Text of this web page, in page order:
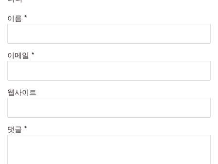
이름 *
이메일 *
웹사이트
댓글 *